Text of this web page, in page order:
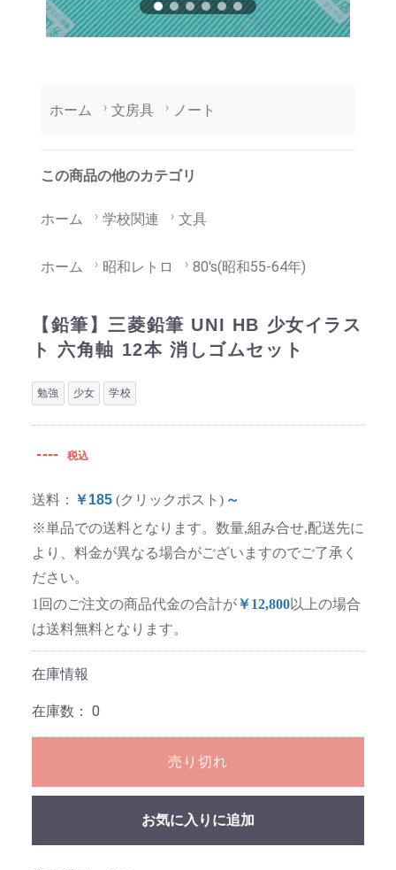
ホーム 文房具 ノート
この商品の他のカテゴリ
ホーム 学校関連 文具
ホーム 昭和レトロ 80's(昭和55-64年)
【鉛筆】三菱鉛筆 UNI HB 少女イラス
ト 六角軸 12本 消しゴムセット
勉強 少女 学校
---- 税込
送料： ￥185 (クリックポスト) ～
※単品での送料となります。数量,組み合せ,配送先に
より、料金が異なる場合がございますのでご了承く
ださい。
1回のご注文の商品代金の合計が￥12,800以上の場合
は送料無料となります。
在庫情報
在庫数： 0
売り切れ
お気に入りに追加